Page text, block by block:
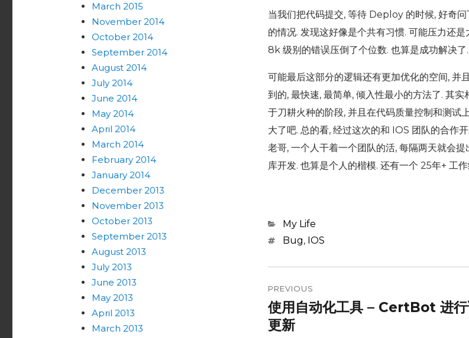
当我们把代码提交, 等待 Deploy 的时候, 好奇
的情况. 发现这好像是个共有习惯. 可能压力还
8k 级别的错误压倒了个位数. 也算是成功解决了.
可能最后这部分的逻辑还有更加优化的空间, 并
到的, 最快速, 最简单, 倾入性最小的方法了. 其
于刀耕火种的阶段, 并且在代码质量控制和测试
大了吧. 总的看, 经过这次的和 IOS 团队的合作
老哥, 一个人干着一个团队的活, 每隔两天就会
库开发. 也算是个人的楷模. 还有一个 25年+ 工
Categories
My Life
TagsBug, IOS
navigation
PREVIOUS
Previous
post:
使用自动化工具 – CertBot 进行
更新
March 2015
November 2014
October 2014
September 2014
August 2014
July 2014
June 2014
May 2014
April 2014
March 2014
February 2014
January 2014
December 2013
November 2013
October 2013
September 2013
August 2013
July 2013
June 2013
May 2013
April 2013
March 2013